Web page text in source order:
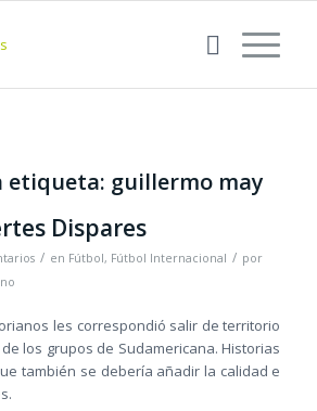
etiqueta: guillermo may
Dispares
/ en Fútbol, Fútbol Internacional / por
les correspondió salir de territorio
los grupos de Sudamericana. Historias
también se debería añadir la calidad e